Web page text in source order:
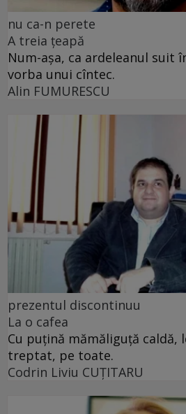
nu ca-n perete
A treia țeapă
Num-așa, ca ardeleanul suit
vorba unui cîntec.
Alin FUMURESCU
prezentul discontinuu
La o cafea
Cu puţină mămăliguţă caldă,
treptat, pe toate.
Codrin Liviu CUŢITARU